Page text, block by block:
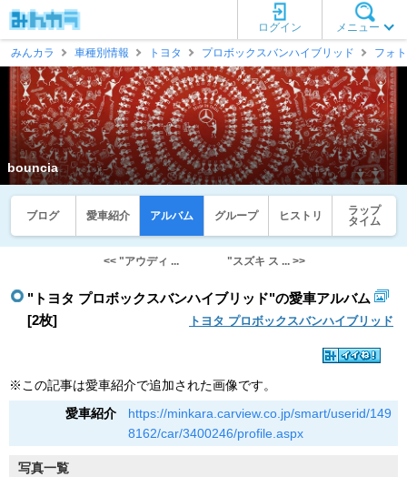
メニュー
ログイン
みんカラ
車種別情報 トヨタ プロボックスバンハイブリッド フォ
bouncia
ブログ 愛車紹介 アルバム グループ ヒストリ
ラップ
タイム
<< "アウディ ... "スズキ ス ... >>
"トヨタ プロボックスバンハイブリッド"の愛車アルバム
[2枚]
トヨタ プロボックスバンハイブリッド
※この記事は愛車紹介で追加された画像です。
愛車紹介
https://minkara.carview.co.jp/smart/userid/149
8162/car/3400246/profile.aspx
写真一覧